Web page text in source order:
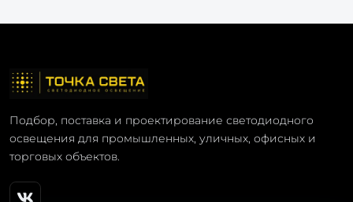
Подбор, поставка и проектирование светодиодного
освещения для промышленных, уличных, офисных и
торговых объектов.